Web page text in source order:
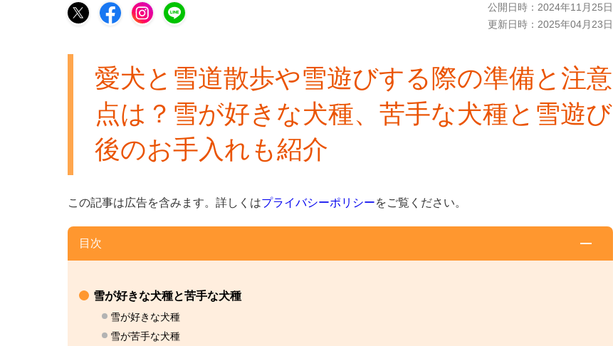
公開日時： 2024年11月25日
更新日時： 2025年04月23日
愛犬と雪道散歩や雪遊びする際の準備と注意
点は？雪が好きな犬種、苦手な犬種と雪遊び
後のお手入れも紹介
この記事は広告を含みます。 詳しくはプライバシーポリシーをご覧ください。
目次
雪が好きな犬種と苦手な犬種
雪が好きな犬種
雪が苦手な犬種